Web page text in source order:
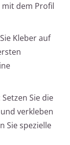
mit dem Profil
Kleber auf
Setzen Sie die
verkleben
Sie spezielle